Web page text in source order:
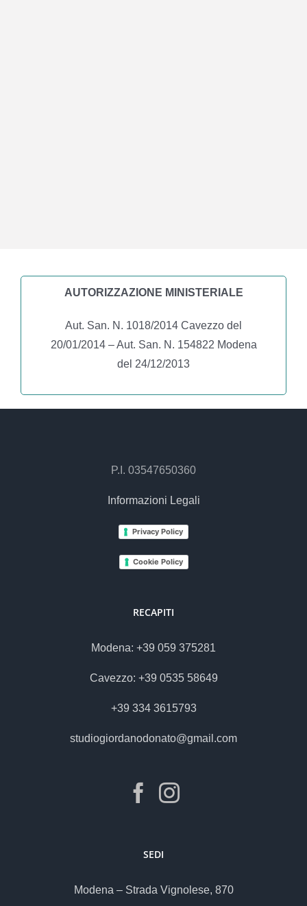
AUTORIZZAZIONE MINISTERIALE
Aut. San. N. 1018/2014 Cavezzo del
20/01/2014 – Aut. San. N. 154822 Modena
del 24/12/2013
P.I. 03547650360
Informazioni Legali
Privacy Policy
Cookie Policy
RECAPITI
Modena: +39 059 375281
Cavezzo: +39 0535 58649
+39 334 3615793
studiogiordanodonato@gmail.com
SEDI
Modena – Strada Vignolese, 870